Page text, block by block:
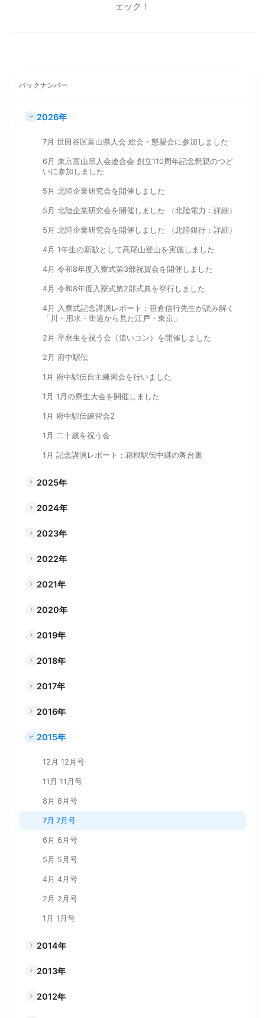
バックナンバー
2026年
7月 世田谷区富山県人会 総会・懇親会に参加しました
6月 東京富山県人会連合会 創立110周年記念懇親のつど
いに参加しました
5月 北陸企業研究会を開催しました
5月 北陸企業研究会を開催しました （北陸電力：詳細）
5月 北陸企業研究会を開催しました （北陸銀行：詳細）
4月 1年生の新歓として高尾山登山を実施しました
4月 令和8年度入寮式第3部祝賀会を開催しました
4月 令和8年度入寮式第2部式典を挙行しました
4月 入寮式記念講演レポート：笹倉信行先生が読み解く
「川・用水・街道から見た江戸・東京」
2月 卒寮生を祝う会（追いコン）を開催しました
2月 府中駅伝
1月 府中駅伝自主練習会を行いました
1月 1月の寮生大会を開催しました
1月 府中駅伝練習会2
1月 二十歳を祝う会
1月 記念講演レポート：箱根駅伝中継の舞台裏
2025年
2024年
2023年
2022年
2021年
2020年
2019年
2018年
2017年
2016年
2015年
12月 12月号
11月 11月号
8月 8月号
7月 7月号
6月 6月号
5月 5月号
4月 4月号
2月 2月号
1月 1月号
2014年
2013年
2012年
ェック！